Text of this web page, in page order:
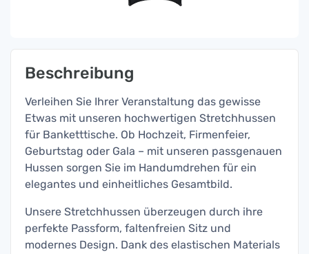
Beschreibung
Verleihen Sie Ihrer Veranstaltung das gewisse
Etwas mit unseren hochwertigen Stretchhussen
für Banketttische. Ob Hochzeit, Firmenfeier,
Geburtstag oder Gala – mit unseren passgenauen
Hussen sorgen Sie im Handumdrehen für ein
elegantes und einheitliches Gesamtbild.
Unsere Stretchhussen überzeugen durch ihre
perfekte Passform, faltenfreien Sitz und
modernes Design. Dank des elastischen Materials